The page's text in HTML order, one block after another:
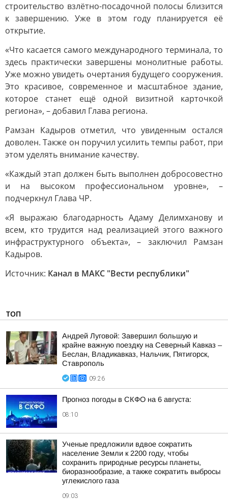
строительство взлётно-посадочной полосы близится
к завершению. Уже в этом году планируется её
открытие.
«Что касается самого международного терминала, то
здесь практически завершены монолитные работы.
Уже можно увидеть очертания будущего сооружения.
Это красивое, современное и масштабное здание,
которое станет ещё одной визитной карточкой
региона», – добавил Глава региона.
Рамзан Кадыров отметил, что увиденным остался
доволен. Также он поручил усилить темпы работ, при
этом уделять внимание качеству.
«Каждый этап должен быть выполнен добросовестно
и на высоком профессиональном уровне», –
подчеркнул Глава ЧР.
«Я выражаю благодарность Адаму Делимханову и
всем, кто трудится над реализацией этого важного
инфраструктурного объекта», – заключил Рамзан
Кадыров.
Источник: Канал в МАКС "Вести республики"
ТОП
Андрей Луговой: Завершил большую и
крайне важную поездку на Северный Кавказ –
Беслан, Владикавказ, Нальчик, Пятигорск,
Ставрополь
09:26
Прогноз погоды в СКФО на 6 августа:
08:10
Ученые предложили вдвое сократить
население Земли к 2200 году, чтобы
сохранить природные ресурсы планеты,
биоразнообразие, а также сократить выбросы
углекислого газа
09:03